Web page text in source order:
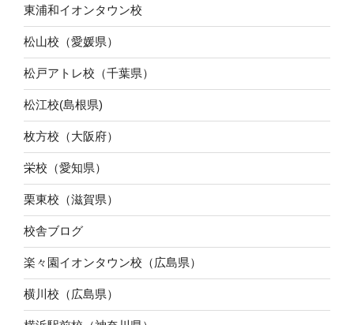
東浦和イオンタウン校
松山校（愛媛県）
松戸アトレ校（千葉県）
松江校(島根県)
枚方校（大阪府）
栄校（愛知県）
栗東校（滋賀県）
校舎ブログ
楽々園イオンタウン校（広島県）
横川校（広島県）